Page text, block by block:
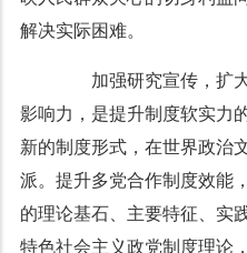
解决实际困难。
加强研究宣传，扩大
影响力，是提升制度软实力
新的制度形式，在世界政治
派。提升多党合作制度效能
的理论基石、主要特征、实
特色社会主义政党制度理论